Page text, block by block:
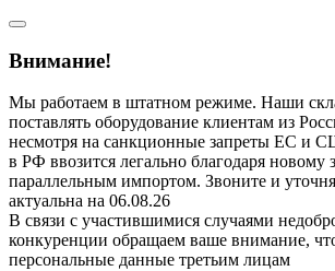
Внимание!
Мы работаем в штатном режиме. Наши
поставлять оборудование клиентам из
несмотря на санкционные запреты ЕС и
в РФ ввозится легально благодаря новому
параллельным импортом. Звоните и
актуальна на 06.08.26
В связи с участившимися случаями
конкуренции обращаем ваше внимание,
персональные данные третьим лицам